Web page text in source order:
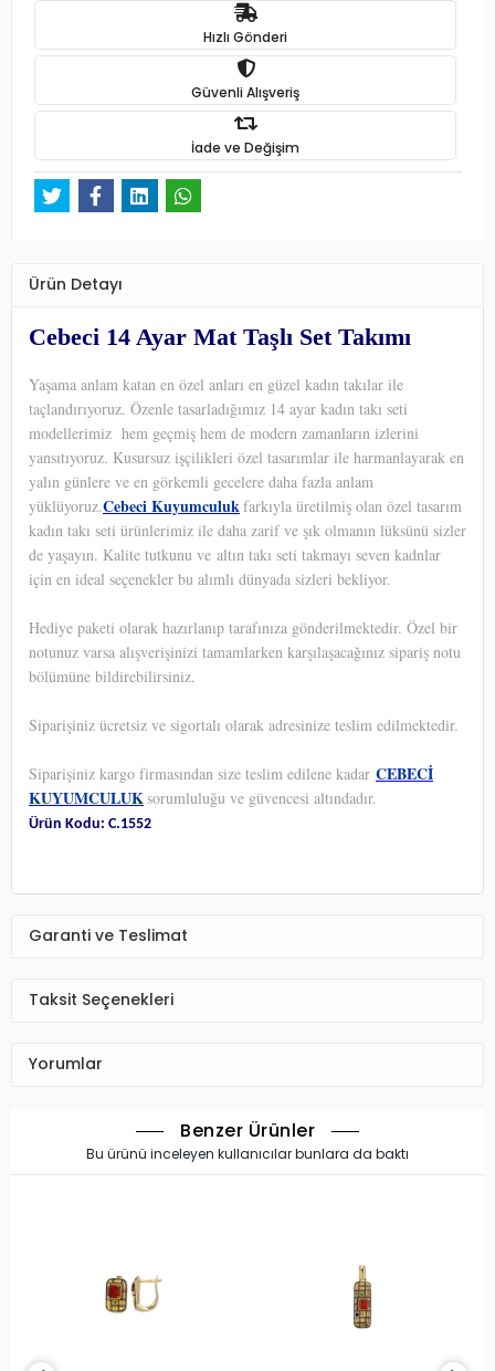
Hızlı Gönderi
Güvenli Alışveriş
İade ve Değişim
Ürün Detayı
Cebeci 14 Ayar Mat Taşlı Set Takımı
Yaşama anlam katan en özel anları en güzel kadın takılar ile
taçlandırıyoruz. Özenle tasarladığımız 14 ayar kadın takı seti
modellerimiz hem geçmiş hem de modern zamanların izlerini
yansıtıyoruz. Kusursuz işçilikleri özel tasarımlar ile harmanlayarak en
yalın günlere ve en görkemli gecelere daha fazla anlam
yüklüyoruz.Cebeci Kuyumculukfarkıyla üretilmiş olan özel tasarım
kadın takı seti ürünlerimiz ile daha zarif ve şık olmanın lüksünü sizler
de yaşayın. Kalite tutkunu ve altın takı seti takmayı seven kadnlar
için en ideal seçenekler bu alımlı dünyada sizleri bekliyor.
Hediye paketi olarak hazırlanıp tarafınıza gönderilmektedir. Özel bir
notunuz varsa alışverişinizi tamamlarken karşılaşacağınız sipariş notu
bölümüne bildirebilirsiniz.
Siparişiniz ücretsiz ve sigortalı olarak adresinize teslim edilmektedir.
Siparişiniz kargo firmasından size teslim edilene kadar CEBECİ
KUYUMCULUKsorumluluğu ve güvencesi altındadır.
Ürün Kodu: C.1552
Garanti ve Teslimat
Taksit Seçenekleri
Yorumlar
Benzer Ürünler
Bu ürünü inceleyen kullanıcılar bunlara da baktı